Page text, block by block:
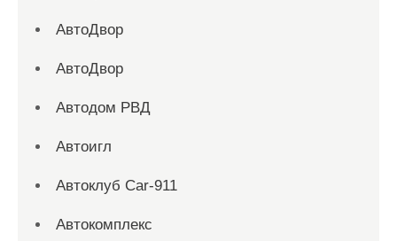
АвтоДвор
АвтоДвор
Автодом РВД
Автоигл
Автоклуб Car-911
Автокомплекс